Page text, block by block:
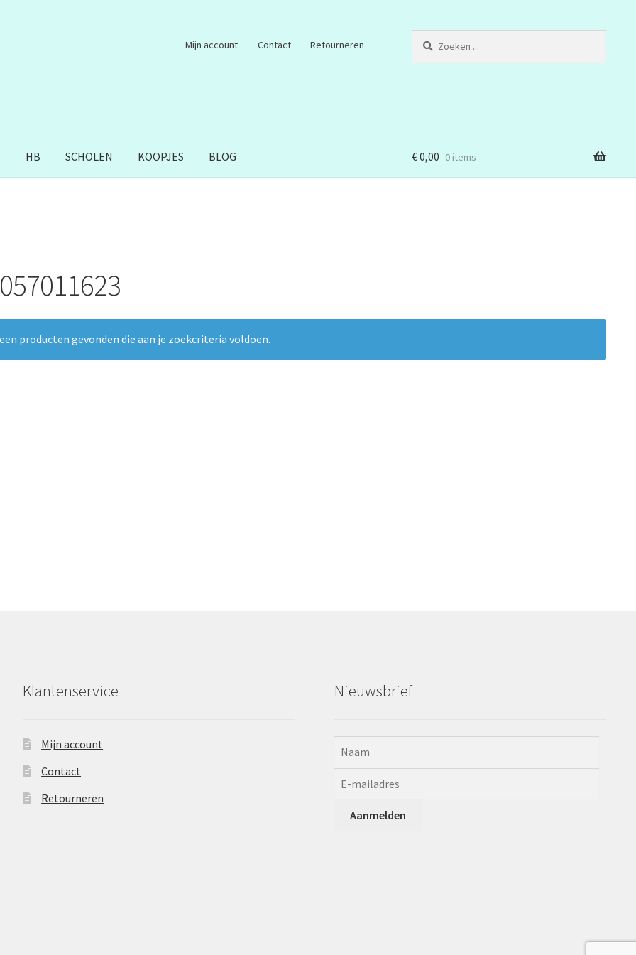
Mijn account Contact Retourneren
HB SCHOLEN KOOPJES BLOG €0,00 0 items
producten gevonden die aan je zoekcriteria voldoen.
Klantenservice
Mijn account
Contact
Retourneren
Nieuwsbrief